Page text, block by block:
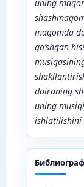
uning
maqomda
qo‘shgan
doiraning
uning
ishlatilishini